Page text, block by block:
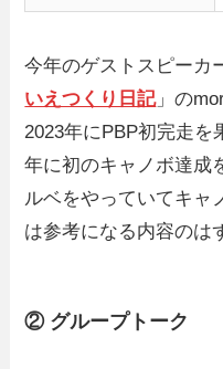
今年のゲストスピーカ
いえつくり日記」の
2023年にPBP初完走を
年に初のキャノボ達成
ルベをやっていてキャ
は参考になる内容のは
② グループトーク